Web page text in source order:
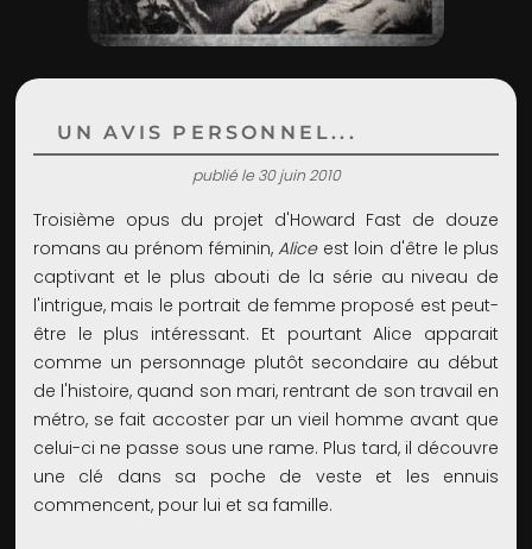
UN AVIS PERSONNEL...
publié le 30 juin 2010
Troisième opus du projet d'Howard Fast de douze
romans au prénom féminin,Aliceest loin d'être le plus
captivant et le plus abouti de la série au niveau de
l'intrigue, mais le portrait de femme proposé est peut-
être le plus intéressant. Et pourtant Alice apparait
comme un personnage plutôt secondaire au début
de l'histoire, quand son mari, rentrant de son travail en
métro, se fait accoster par un vieil homme avant que
celui-ci ne passe sous une rame. Plus tard, il découvre
une clé dans sa poche de veste et les ennuis
commencent, pour lui et sa famille.